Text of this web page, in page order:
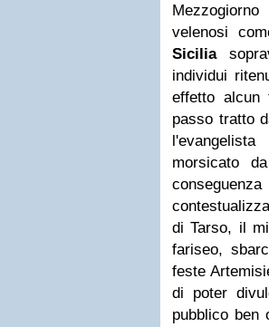
velenosi
Sicilia
individui
effetto alcun
passo tratto
morsicato
di Tarso, il
fariseo,
feste
di poter
pubblico ben